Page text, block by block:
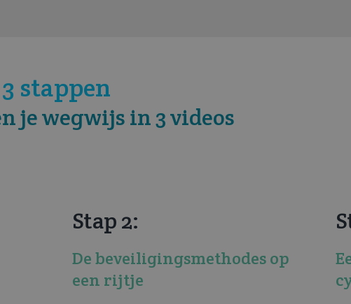
stappen
je wegwijs in 3 videos
Stap 2:
De beveiligingsmethodes op
een rijtje